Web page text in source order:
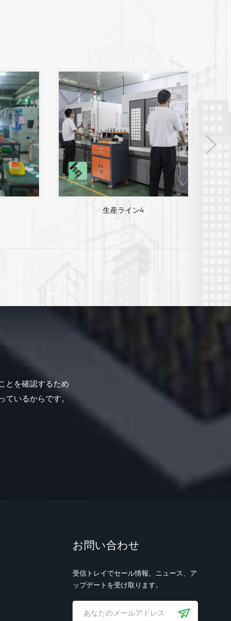
生産ライン 3
とを確認するため
いるからです。
お問い合わせ
受信トレイでセール情報、ニュース、ア
ップデートを受け取ります。